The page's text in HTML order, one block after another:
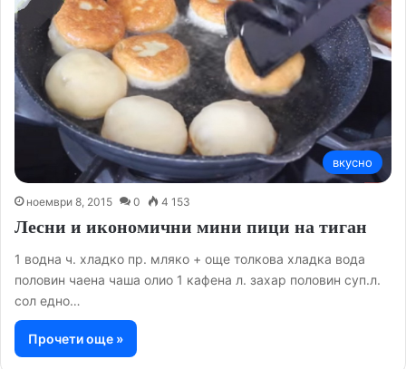
вкусно
ноември 8, 2015 0 4 153
Лесни и икономични мини пици на тиган
1 водна ч. хладко пр. мляко + още толкова хладка вода
половин чаена чаша олио 1 кафена л. захар половин суп.л.
сол едно…
Прочети още »